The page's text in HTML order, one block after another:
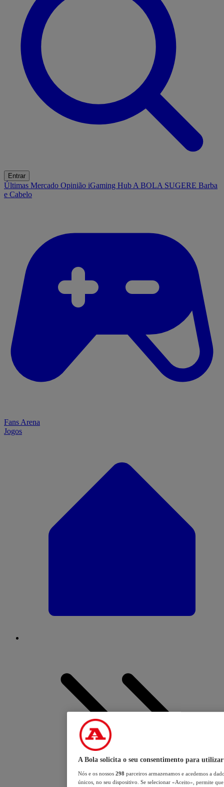
Entrar
Últimas Mercado Opinião iGaming Hub A BOLA SUGERE Barba
e Cabelo
Fans Arena
Jogos
A Bola solicita o seu consentimento para utilizar
Nós e os nossos 298 parceiros armazenamos e acedemos a
únicos, no seu dispositivo. Se selecionar «Aceito», permite